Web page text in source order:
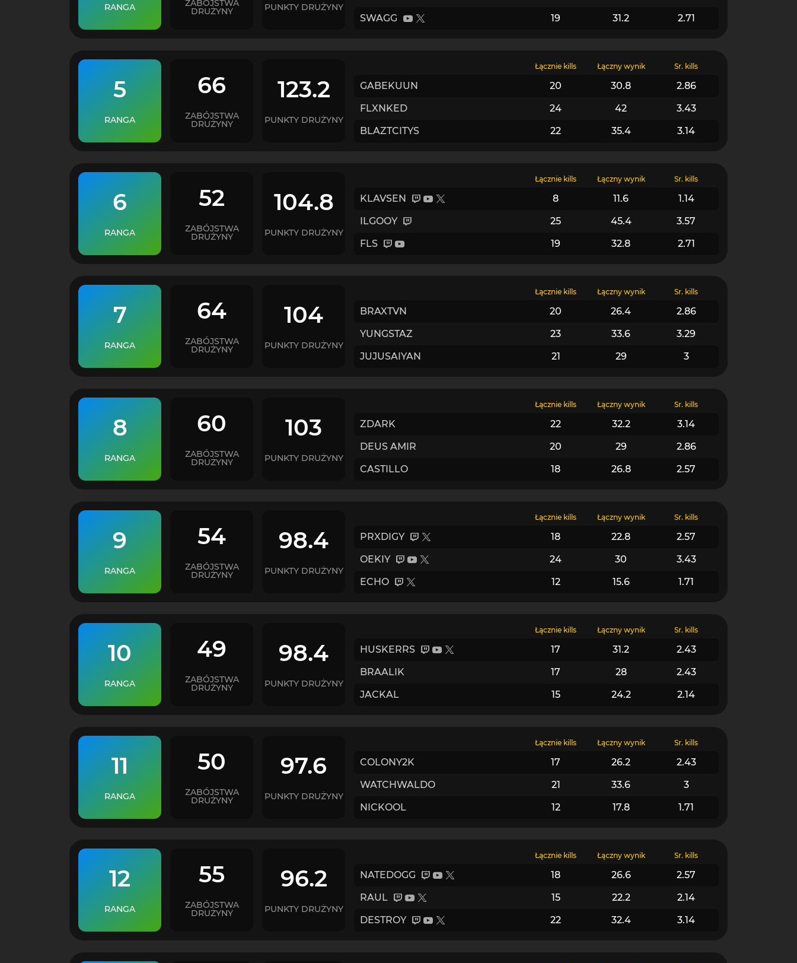
RANGA ZABÓJSTWA
DRUŻYNY PUNKTY DRUŻYNY
SWAGG
19 31.2 2.71
5
RANGA
66
ZABÓJSTWA
DRUŻYNY
123.2
PUNKTY DRUŻYNY
Łącznie kills Łączny wynik Śr. kills
GABEKUUN 20 30.8
2.86
FLXNKED
24 42
3.43
BLAZTCITYS
22 35.4 3.14
6
RANGA
52
ZABÓJSTWA
DRUŻYNY
104.8
PUNKTY DRUŻYNY
Łącznie kills Łączny wynik Śr. kills
KLAVSEN 8 11.6
1.14
ILGOOY
25 45.4
3.57
FLS
19 32.8 2.71
7
RANGA
64
ZABÓJSTWA
DRUŻYNY
104
PUNKTY DRUŻYNY
Łącznie kills Łączny wynik Śr. kills
BRAXTVN 20 26.4
2.86
YUNGSTAZ
23 33.6
3.29
JUJUSAIYAN
21 29 3
8
RANGA
60
ZABÓJSTWA
DRUŻYNY
103
PUNKTY DRUŻYNY
Łącznie kills Łączny wynik Śr. kills
ZDARK 22 32.2
3.14
DEUS AMIR
20 29
2.86
CASTILLO
18 26.8 2.57
9
RANGA
54
ZABÓJSTWA
DRUŻYNY
98.4
PUNKTY DRUŻYNY
Łącznie kills Łączny wynik Śr. kills
PRXDIGY 18 22.8
2.57
OEKIY
24 30
3.43
ECHO
12 15.6 1.71
10
RANGA
49
ZABÓJSTWA
DRUŻYNY
98.4
PUNKTY DRUŻYNY
Łącznie kills Łączny wynik Śr. kills
HUSKERRS 17 31.2
2.43
BRAALIK
17 28
2.43
JACKAL
15 24.2 2.14
11
RANGA
50
ZABÓJSTWA
DRUŻYNY
97.6
PUNKTY DRUŻYNY
Łącznie kills Łączny wynik Śr. kills
COLONY2K 17 26.2
2.43
WATCHWALDO
21 33.6
3
NICKOOL
12 17.8 1.71
12
RANGA
55
ZABÓJSTWA
DRUŻYNY
96.2
PUNKTY DRUŻYNY
Łącznie kills Łączny wynik Śr. kills
NATEDOGG 18 26.6
2.57
RAUL
15 22.2
2.14
DESTROY
22 32.4 3.14